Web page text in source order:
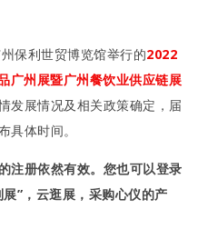
保利世贸博览馆举行的2022
广州展暨广州餐饮业供应链展
发展情况及相关政策确定，届
具体时间。
注册依然有效。您也可以登录
”，云逛展，采购心仪的产